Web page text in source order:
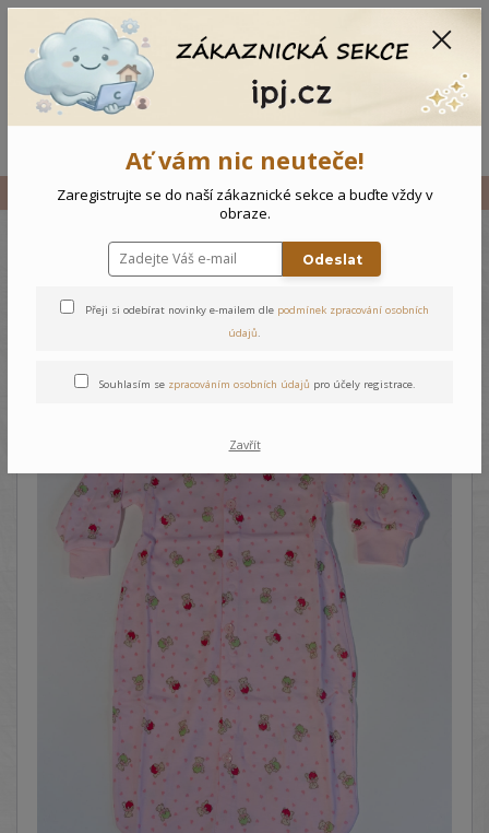
Vše Kojenecký overal Medvídci
Kojenecký overal Medvídci
Ať vám nic neuteče!
Zaregistrujte se do naší zákaznické sekce a buďte vždy v
obraze.
Odeslat
Přeji si odebírat novinky e-mailem dle podmínek zpracování osobních
údajů.
Souhlasím se zpracováním osobních údajů pro účely registrace.
Zavřít